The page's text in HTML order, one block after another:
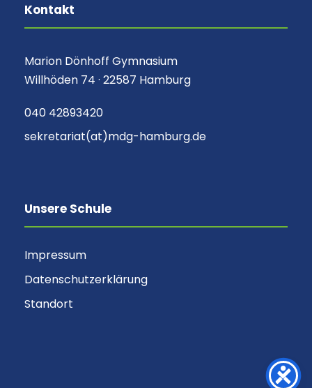
Kontakt
Marion Dönhoff Gymnasium
Willhöden 74 · 22587 Hamburg
040 42893420
sekretariat(at)mdg-hamburg.de
Unsere Schule
Impressum
Datenschutzerklärung
Standort